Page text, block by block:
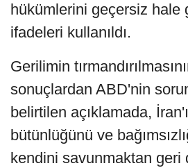
hükümlerini geçersiz hale
ifadeleri kullanıldı.
Gerilimin
sonuçlardan ABD'nin
belirtilen açıklamada,
bütünlüğünü ve
kendini savunmaktan geri